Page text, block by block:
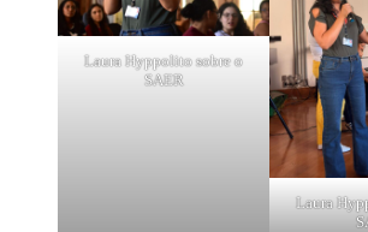
Laura Hyppolito sobre o
SAER
Laura